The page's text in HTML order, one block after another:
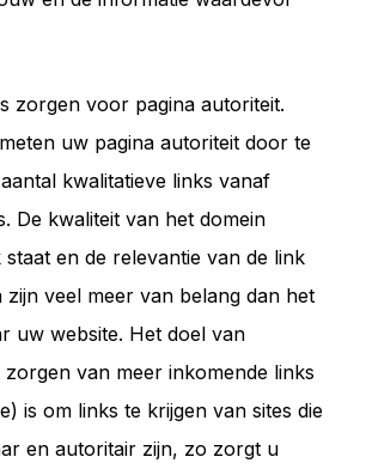
zorgen voor pagina autoriteit.
uw pagina autoriteit door te
kwalitatieve links vanaf
De kwaliteit van het domein
en de relevantie van de link
zijn veel meer van belang dan het
uw website. Het doel van
van meer inkomende links
is om links te krijgen van sites die
en autoritair zijn, zo zorgt u